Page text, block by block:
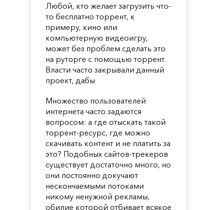
Любой, кто желает загрузить что-
то бесплатно торрент, к
примеру, кино или
компьютерную видеоигру,
может без проблем сделать это
на руторге с помощью торрент.
Власти часто закрывали данный
проект, дабы
Множество пользователей
интернета часто задаются
вопросом: а где отыскать такой
торрент-ресурс, где можно
скачивать контент и не платить за
это? Подобных сайтов-трекеров
существует достаточно много, но
они постоянно докучают
нескончаемыми потоками
никому ненужной рекламы,
обилие которой отбивает всякое